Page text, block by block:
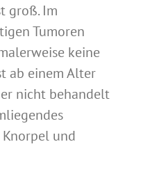
groß. Im
Tumoren
keine
ab einem Alter
nicht behandelt
Knorpel und